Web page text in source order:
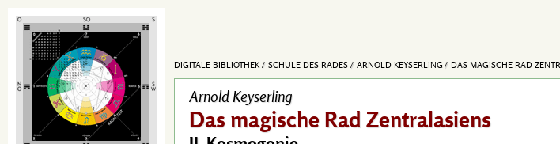
DIGITALE BIBLIOTHEK SCHULE DES RADES ARNOLD KEYSERLING DAS MAGISCHE RAD
Arnold Keyserling
Das magische Rad Zentralasiens